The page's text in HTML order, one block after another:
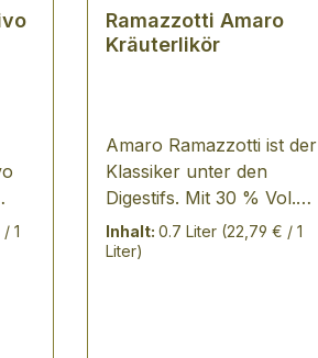
1
Ramazzotti Amaro
Kräuterlikör
Amaro Ramazzotti ist der
Klassiker unter den
Digestifs. Mit 30 % Vol.
ist sein Alkoholgehalt
geringer als bei vielen
Inhalt: 0.7 Liter (22,79 € / 1
Liter)